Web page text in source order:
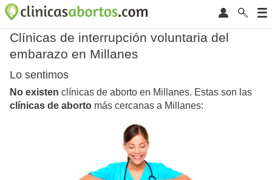
Clínicas de interrupción voluntaria del
embarazo en Millanes
Lo sentimos
No existen clínicas de aborto en Millanes. Estas son las
clínicas de aborto más cercanas a Millanes: